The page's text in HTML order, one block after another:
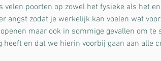
velen poorten op zowel het fysieke als het
angst zodat je werkelijk kan voelen wat
maar ook in sommige gevallen om
heeft en dat we hierin voorbij gaan aan alle